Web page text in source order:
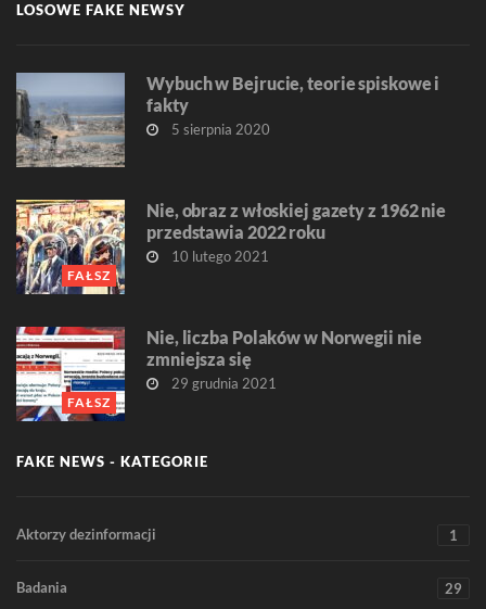
LOSOWE FAKE NEWSY
Wybuch w Bejrucie, teorie spiskowe i
fakty
5 sierpnia 2020
FAŁSZ
Nie, obraz z włoskiej gazety z 1962 nie
przedstawia 2022 roku
10 lutego 2021
FAŁSZ
Nie, liczba Polaków w Norwegii nie
zmniejsza się
29 grudnia 2021
FAKE NEWS - KATEGORIE
Aktorzy dezinformacji 1
Badania 29